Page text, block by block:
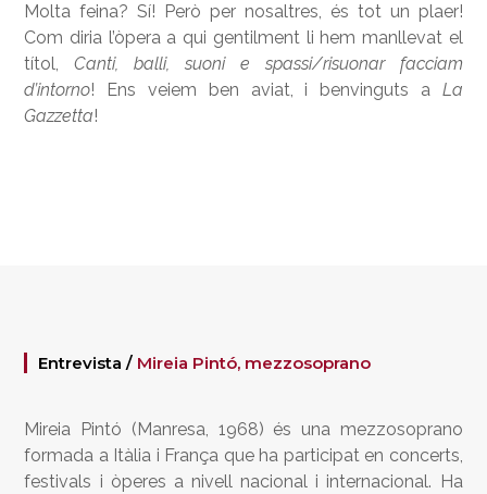
Molta feina? Sí! Però per nosaltres, és tot un plaer!
Com diria l’òpera a qui gentilment li hem manllevat el
títol,Canti, balli, suoni e spassi/risuonar facciam
d’intorno! Ens veiem ben aviat, i benvinguts a La
Gazzetta!
Entrevista / Mireia Pintó, mezzosoprano
Mireia Pintó (Manresa, 1968) és una mezzosoprano
formada a Itàlia i França que ha participat en concerts,
festivals i òperes a nivell nacional i internacional. Ha